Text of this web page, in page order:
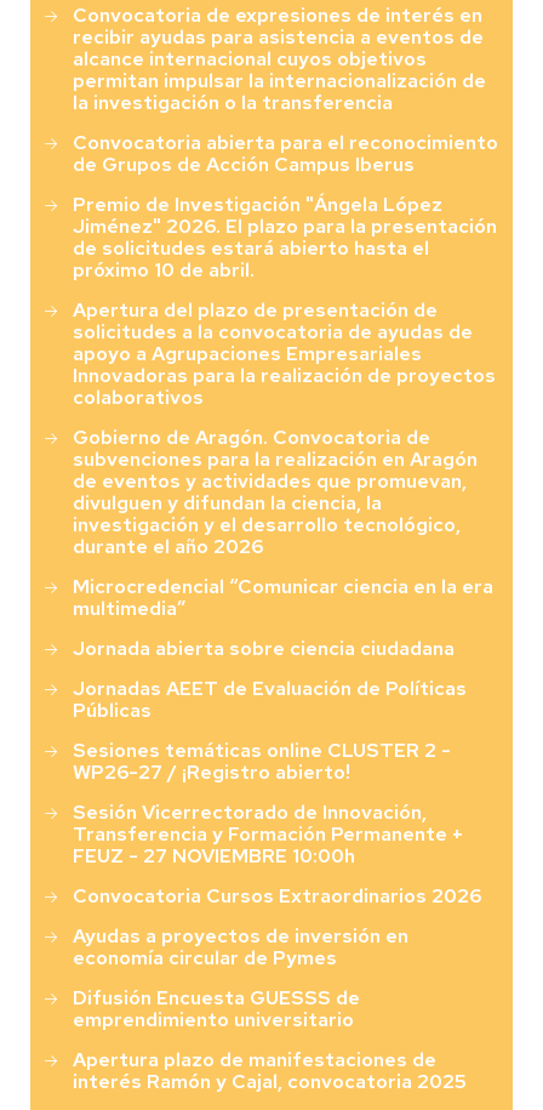
Convocatoria de expresiones de interés en
recibir ayudas para asistencia a eventos de
alcance internacional cuyos objetivos
permitan impulsar la internacionalización de
la investigación o la transferencia
Convocatoria abierta para el reconocimiento
de Grupos de Acción Campus Iberus
Premio de Investigación "Ángela López
Jiménez" 2026. El plazo para la presentación
de solicitudes estará abierto hasta el
próximo 10 de abril.
Apertura del plazo de presentación de
solicitudes a la convocatoria de ayudas de
apoyo a Agrupaciones Empresariales
Innovadoras para la realización de proyectos
colaborativos
Gobierno de Aragón. Convocatoria de
subvenciones para la realización en Aragón
de eventos y actividades que promuevan,
divulguen y difundan la ciencia, la
investigación y el desarrollo tecnológico,
durante el año 2026
Microcredencial “Comunicar ciencia en la era
multimedia”
Jornada abierta sobre ciencia ciudadana
Jornadas AEET de Evaluación de Políticas
Públicas
Sesiones temáticas online CLUSTER 2 -
WP26-27 / ¡Registro abierto!
Sesión Vicerrectorado de Innovación,
Transferencia y Formación Permanente +
FEUZ - 27 NOVIEMBRE 10:00h
Convocatoria Cursos Extraordinarios 2026
Ayudas a proyectos de inversión en
economía circular de Pymes
Difusión Encuesta GUESSS de
emprendimiento universitario
Apertura plazo de manifestaciones de
interés Ramón y Cajal, convocatoria 2025